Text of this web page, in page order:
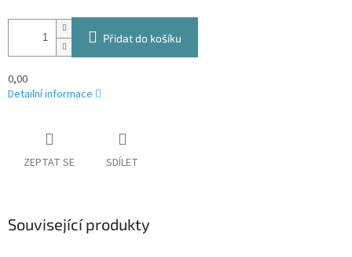
Přidat do košíku
0,00
Detailní informace
ZEPTAT SE SDÍLET
Související produkty